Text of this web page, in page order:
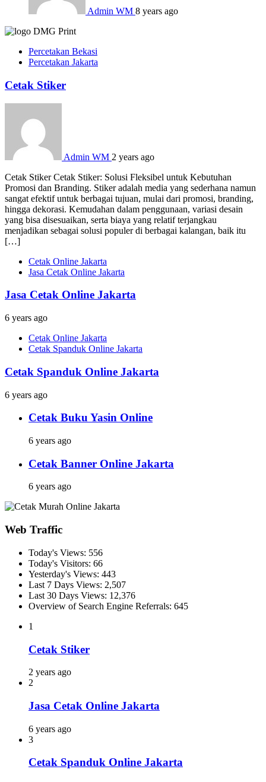
Admin WM 8 years ago
Percetakan Bekasi
Percetakan Jakarta
Cetak Stiker
Admin WM 2 years ago
Cetak Stiker Cetak Stiker: Solusi Fleksibel untuk Kebutuhan
Promosi dan Branding. Stiker adalah media yang sederhana namun
sangat efektif untuk berbagai tujuan, mulai dari promosi, branding,
hingga dekorasi. Kemudahan dalam penggunaan, variasi desain
yang bisa disesuaikan, serta biaya yang relatif terjangkau
menjadikan sebagai solusi populer di berbagai kalangan, baik itu
[…]
Cetak Online Jakarta
Jasa Cetak Online Jakarta
Jasa Cetak Online Jakarta
6 years ago
Cetak Online Jakarta
Cetak Spanduk Online Jakarta
Cetak Spanduk Online Jakarta
6 years ago
Cetak Buku Yasin Online
6 years ago
Cetak Banner Online Jakarta
6 years ago
Web Traffic
Today's Views: 556
Today's Visitors: 66
Yesterday's Views: 443
Last 7 Days Views: 2,507
Last 30 Days Views: 12,376
Overview of Search Engine Referrals: 645
1
Cetak Stiker
2 years ago
2
Jasa Cetak Online Jakarta
6 years ago
3
Cetak Spanduk Online Jakarta